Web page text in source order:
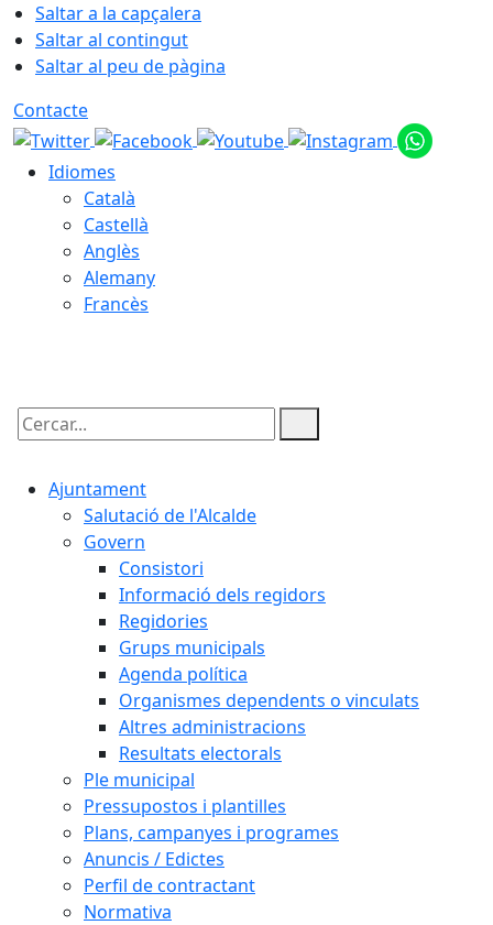
Saltar a la capçalera
Saltar al contingut
Saltar al peu de pàgina
Contacte
Idiomes
Català
Castellà
Anglès
Alemany
Francès
Cercar:
Ajuntament
Salutació de l'Alcalde
Govern
Consistori
Informació dels regidors
Regidories
Grups municipals
Agenda política
Organismes dependents o vinculats
Altres administracions
Resultats electorals
Ple municipal
Pressupostos i plantilles
Plans, campanyes i programes
Anuncis / Edictes
Perfil de contractant
Normativa